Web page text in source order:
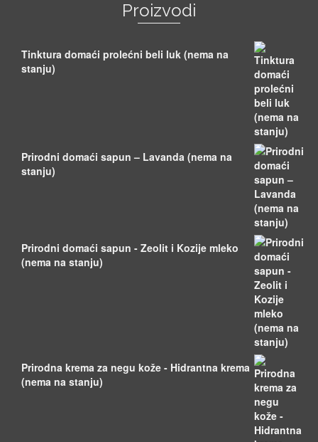
Proizvodi
Tinktura domaći prolećni beli luk (nema na
stanju)
Prirodni domaći sapun – Lavanda (nema na
stanju)
Prirodni domaći sapun - Zeolit i Kozije mleko
(nema na stanju)
Prirodna krema za negu kože - Hidrantna krema
(nema na stanju)